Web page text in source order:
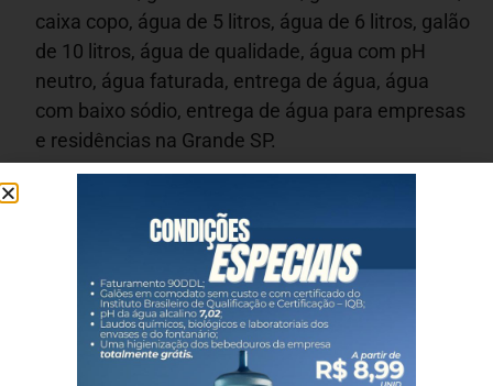
caixa copo, água de 5 litros, água de 6 litros, galão
de 10 litros, água de qualidade, água com pH
neutro, água faturada, entrega de água, água
com baixo sódio, entrega de água para empresas
e residências na Grande SP.